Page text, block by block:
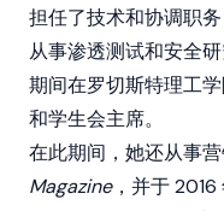
担任了技术和协调职
从事渗透测试和安全
期间在罗切斯特理工
和学生会主席。
在此期间，她还从事
Magazine，并于 2016